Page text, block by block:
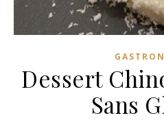
Dessert
Sans